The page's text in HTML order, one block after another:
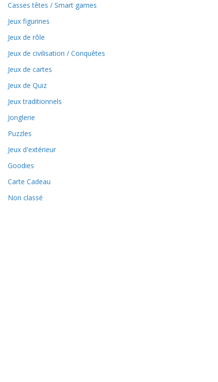
Casses têtes / Smart games
Jeux figurines
Jeux de rôle
Jeux de civilisation / Conquêtes
Jeux de cartes
Jeux de Quiz
Jeux traditionnels
Jonglerie
Puzzles
Jeux d'extérieur
Goodies
Carte Cadeau
Non classé